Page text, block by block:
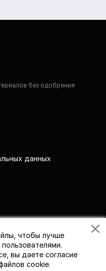
без одобрения
данных
чтобы лучше
вы даете согласие
cookie.